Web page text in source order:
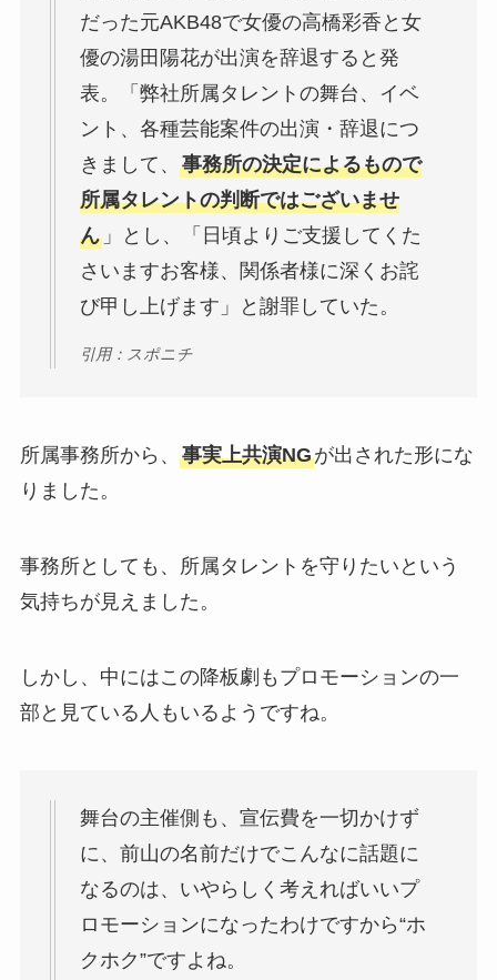
だった元AKB48で女優の高橋彩香と女
優の湯田陽花が出演を辞退すると発
表。「弊社所属タレントの舞台、イベ
ント、各種芸能案件の出演・辞退につ
きまして、 事務所の決定によるもので
所属タレントの判断ではございませ
ん」とし、「日頃よりご支援してくた
さいますお客様、関係者様に深くお詫
び甲し上げます」と謝罪していた。
引用：スポニチ
所属事務所から、 事実上共演NGが出された形にな
りました。
事務所としても、所属タレントを守りたいという
気持ちが見えました。
しかし、中にはこの降板劇もプロモーションの一
部と見ている人もいるようですね。
舞台の主催側も、宣伝費を一切かけず
に、前山の名前だけでこんなに話題に
なるのは、いやらしく考えればいいプ
ロモーションになったわけですから“ホ
クホク”ですよね。